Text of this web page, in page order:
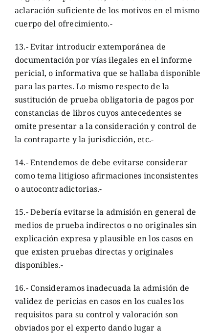
aclaración suficiente de los motivos en el mismo
cuerpo del ofrecimiento.-
13.- Evitar introducir extemporánea de
documentación por vías ilegales en el informe
pericial, o informativa que se hallaba disponible
para las partes. Lo mismo respecto de la
sustitución de prueba obligatoria de pagos por
constancias de libros cuyos antecedentes se
omite presentar a la consideración y control de
la contraparte y la jurisdicción, etc.-
14.- Entendemos de debe evitarse considerar
como tema litigioso afirmaciones inconsistentes
o autocontradictorias.-
15.- Debería evitarse la admisión en general de
medios de prueba indirectos o no originales sin
explicación expresa y plausible en los casos en
que existen pruebas directas y originales
disponibles.-
16.- Consideramos inadecuada la admisión de
validez de pericias en casos en los cuales los
requisitos para su control y valoración son
obviados por el experto dando lugar a